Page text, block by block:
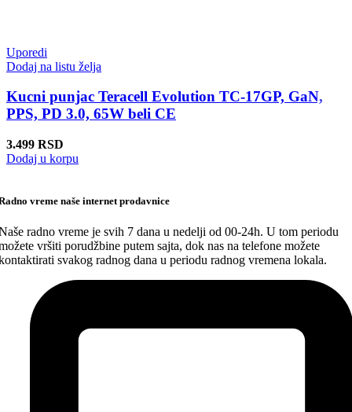
Uporedi
Dodaj na listu želja
Kucni punjac Teracell Evolution TC-17GP, GaN,
PPS, PD 3.0, 65W beli CE
3.499 RSD
Dodaj u korpu
vreme naše internet prodavnice
radno vreme je svih 7 dana u nedelji od 00-24h. U tom periodu
vršiti porudžbine putem sajta, dok nas na telefone možete
svakog radnog dana u periodu radnog vremena lokala.